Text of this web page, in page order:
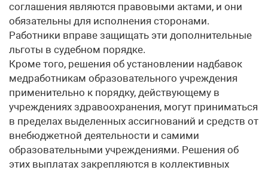
соглашения являются правовыми актами, и они
обязательны для исполнения сторонами.
Работники вправе защищать эти дополнительные
льготы в судебном порядке.
Кроме того, решения об установлении надбавок
медработникам образовательного учреждения
применительно к порядку, действующему в
учреждениях здравоохранения, могут приниматься
в пределах выделенных ассигнований и средств от
внебюджетной деятельности и самими
образовательными учреждениями. Решения об
этих выплатах закрепляются в коллективных